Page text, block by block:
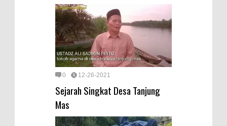
0 12-26-2021
Sejarah Singkat Desa Tanjung
Mas